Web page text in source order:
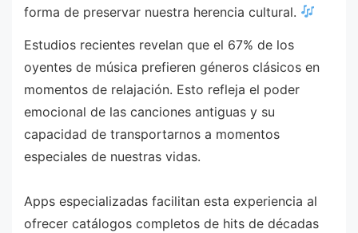
forma de preservar nuestra herencia cultural.
Estudios recientes revelan que el 67% de los
oyentes de música prefieren géneros clásicos en
momentos de relajación. Esto refleja el poder
emocional de las canciones antiguas y su
capacidad de transportarnos a momentos
especiales de nuestras vidas.
Apps especializadas facilitan esta experiencia al
ofrecer catálogos completos de hits de décadas